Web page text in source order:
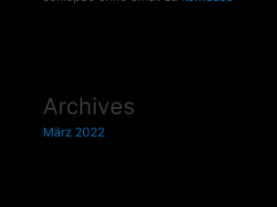
Archives
März 2022